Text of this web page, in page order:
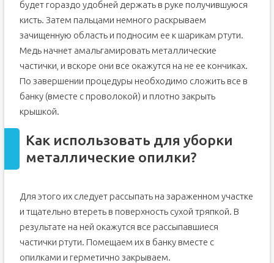
будет гораздо удобней держать в руке получившуюся
кисть. Затем пальцами немного раскрываем
зачищенную область и подносим ее к шарикам ртути.
Медь начнет амальгамировать металлические
частички, и вскоре они все окажутся на не ее кончиках.
По завершении процедуры необходимо сложить все в
банку (вместе с проволокой) и плотно закрыть
крышкой.
Как использовать для уборки
металлические опилки?
Для этого их следует рассыпать на зараженном участке
и тщательно втереть в поверхность сухой тряпкой. В
результате на ней окажутся все рассыпавшиеся
частички ртути. Помещаем их в банку вместе с
опилками и герметично закрываем.